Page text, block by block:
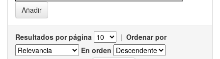
Resultados por página | Ordenar por
En orden